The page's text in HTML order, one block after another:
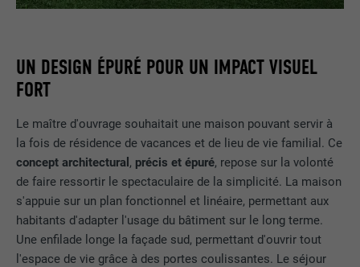
UN DESIGN ÉPURÉ POUR UN IMPACT VISUEL
FORT
Le maître d'ouvrage souhaitait une maison pouvant servir à
la fois de résidence de vacances et de lieu de vie familial. Ce
concept architectural , précis et épuré, repose sur la volonté
de faire ressortir le spectaculaire de la simplicité. La maison
s'appuie sur un plan fonctionnel et linéaire, permettant aux
habitants d'adapter l'usage du bâtiment sur le long terme.
Une enfilade longe la façade sud, permettant d'ouvrir tout
l'espace de vie grâce à des portes coulissantes. Le séjour